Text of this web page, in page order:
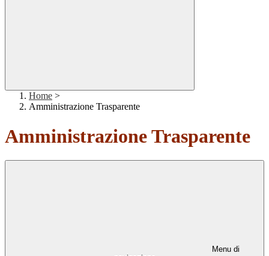
Home >
Amministrazione Trasparente
Amministrazione Trasparente
Menu di